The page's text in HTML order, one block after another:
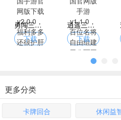
勇闯三国手游官网版下载 v2.0.0，福利多多还很护肝
下载
逍遥三国官网版手游 v1.1.0，百位名将自由组建无敌军团
下载
更多分类
卡牌回合 休闲益